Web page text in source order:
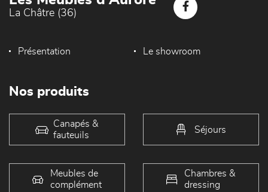
La Châtre (36)
Présentation Le showroom
Nos produits
Canapés &
fauteuils
Séjours
Meubles de
complément
Chambres &
dressing